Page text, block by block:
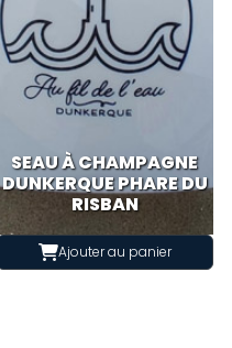
SEAU À CHAMPAGNE
DUNKERQUE PHARE DU
RISBAN
Ajouter au panier